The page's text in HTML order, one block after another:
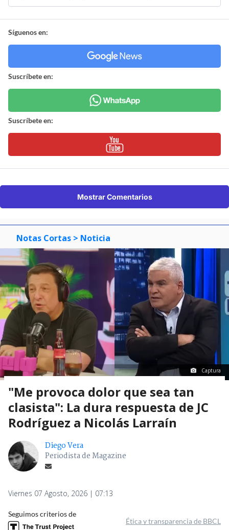
Síguenos en:
Suscríbete en:
Suscríbete en:
Mostrar Comentarios
Notas Cortas > Noticia
Captura
"Me provoca dolor que sea tan
clasista": La dura respuesta de JC
Rodríguez a Nicolás Larraín
Diego Vera
Periodista de Magazine
Viernes 07 Agosto, 2026 | 07:13
Seguimos criterios de
Ética y transparencia de BBCL